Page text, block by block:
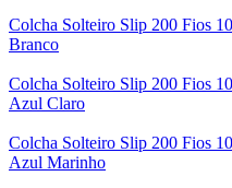
Colcha Solteiro Slip 200 Fios
Branco
Colcha Solteiro Slip 200 Fios
Azul Claro
Colcha Solteiro Slip 200 Fios
Azul Marinho